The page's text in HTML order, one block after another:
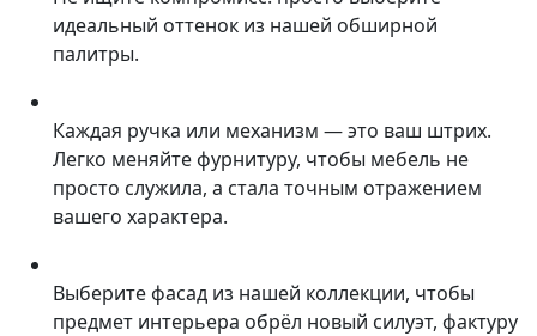
идеальный оттенок из нашей обширной
палитры.
Каждая ручка или механизм — это ваш штрих.
Легко меняйте фурнитуру, чтобы мебель не
просто служила, а стала точным отражением
вашего характера.
Выберите фасад из нашей коллекции, чтобы
предмет интерьера обрёл новый силуэт, фактуру